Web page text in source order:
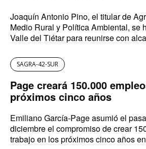
Joaquín Antonio Pino, el titular de
Medio Rural y Política Ambiental, se
Valle del Tiétar para reunirse con
SAGRA-42-SUR
Page creará 150.000
próximos cinco años
Emiliano García-Page asumió el
diciembre el compromiso de crear
trabajo en los próximos cinco años